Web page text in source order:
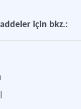
için bkz.: